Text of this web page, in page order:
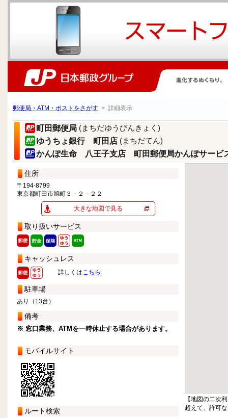
郵便局・ATM・ポストをさがす > 詳細表示
町田郵便局 (まちだゆうびんきょく)
ゆうちょ銀行 町田店 (まちだてん)
かんぽ生命 八王子支店 町田郵便局かんぽサービ
住所
〒194-8799
東京都町田市旭町３－２－２２
大きな地図で見る
取り扱いサービス
キャッシュレス
詳しくはこちら
駐車場
あり（13台）
備考
※ 窓口業務、ATMを一時休止する場合があります。
モバイルサイト
ルート検索
【地図の二次
超えて、許可